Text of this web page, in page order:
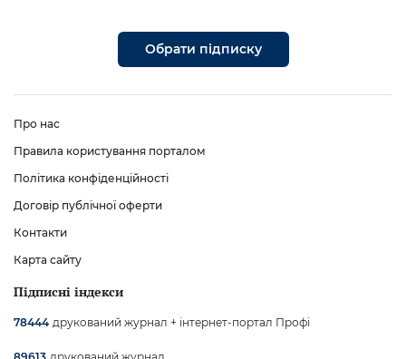
Обрати підписку
Про нас
Правила користування порталом
Політика конфіденційності
Договір публічної оферти
Контакти
Карта сайту
Підписні індекси
78444 друкований журнал + інтернет-портал Профі